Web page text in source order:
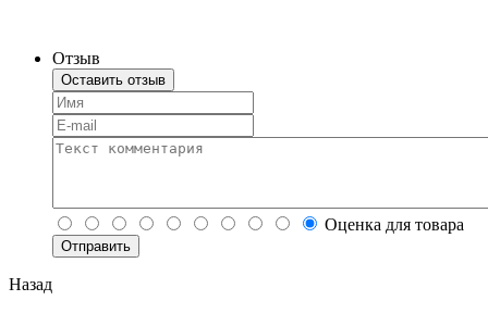
Отзыв
Оставить отзыв
Оценка для товара
Назад